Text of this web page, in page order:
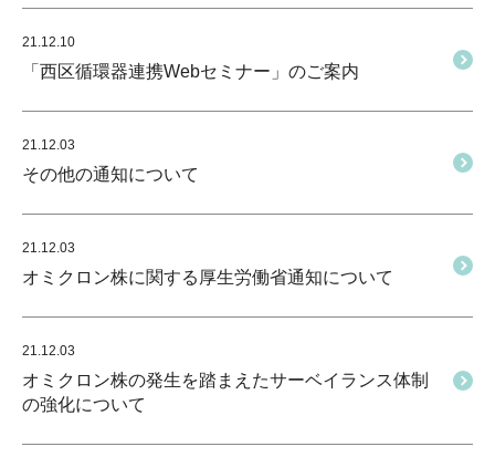
21.12.10
「西区循環器連携Webセミナー」のご案内
21.12.03
その他の通知について
21.12.03
オミクロン株に関する厚生労働省通知について
21.12.03
オミクロン株の発生を踏まえたサーベイランス体制
の強化について